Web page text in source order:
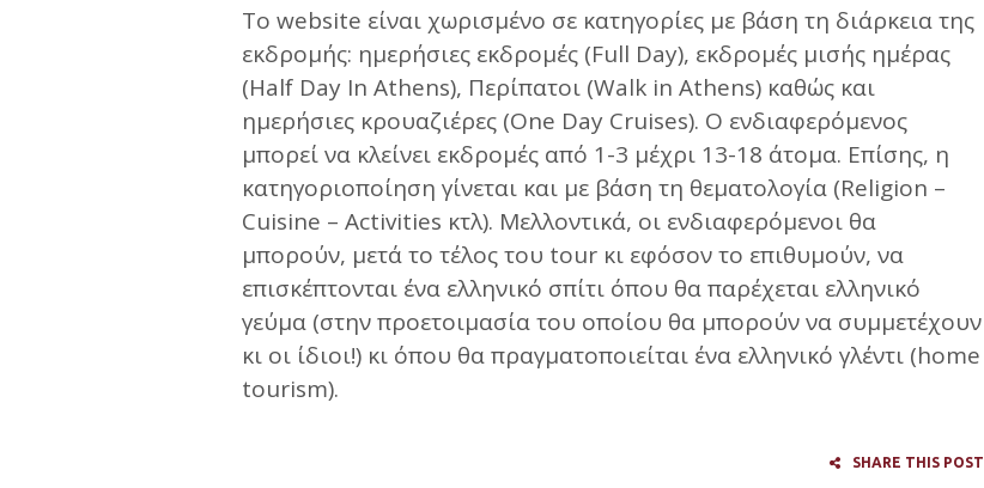
To website είναι χωρισμένο σε κατηγορίες με βάση τη διάρκεια της
εκδρομής: ημερήσιες εκδρομές (Full Day), εκδρομές μισής ημέρας
(Half Day In Athens), Περίπατοι (Walk in Athens) καθώς και
ημερήσιες κρουαζιέρες (One Day Cruises). O ενδιαφερόμενος
μπορεί να κλείνει εκδρομές από 1-3 μέχρι 13-18 άτομα. Επίσης, η
κατηγοριοποίηση γίνεται και με βάση τη θεματολογία (Religion –
Cuisine – Activities κτλ). Μελλοντικά, οι ενδιαφερόμενοι θα
μπορούν, μετά το τέλος του tour κι εφόσον το επιθυμούν, να
επισκέπτονται ένα ελληνικό σπίτι όπου θα παρέχεται ελληνικό
γεύμα (στην προετοιμασία του οποίου θα μπορούν να συμμετέχουν
κι οι ίδιοι!) κι όπου θα πραγματοποιείται ένα ελληνικό γλέντι (home
tourism).
SHARE THIS POST